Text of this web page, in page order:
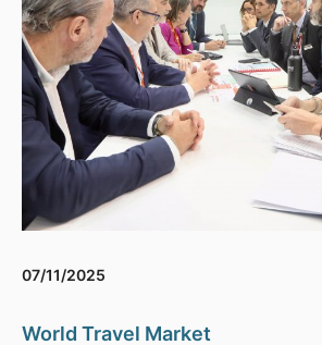
07/11/2025
World Travel Market